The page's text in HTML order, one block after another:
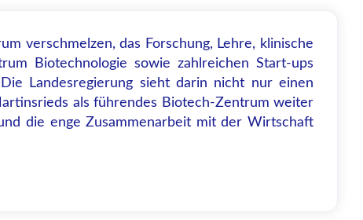
verschmelzen, das Forschung, Lehre, klinische
Biotechnologie sowie zahlreichen Start-ups
Landesregierung sieht darin nicht nur einen
als führendes Biotech-Zentrum weiter
die enge Zusammenarbeit mit der Wirtschaft